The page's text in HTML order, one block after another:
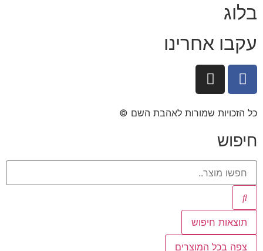
בלוג
עקבו אחרינו
כל הזכויות שמורות לאהבת השם ©​
חיפוש
תוצאות חיפוש
צפה בכל המוצרים